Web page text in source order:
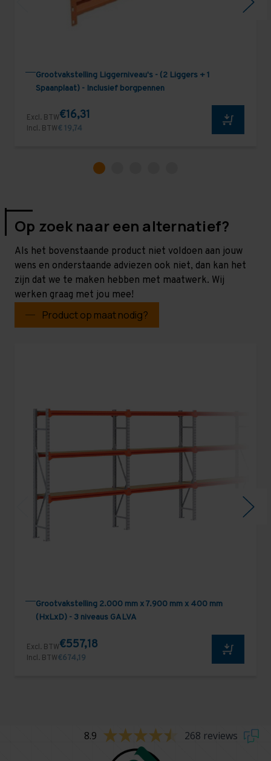
Grootvakstelling Liggerniveau's - (2 Liggers + 1
Spaanplaat) - Inclusief borgpennen
Excl. BTW€16,31
Incl. BTW€ 19,74
Op zoek naar een alternatief?
Als het bovenstaande product niet voldoen aan jouw
wens en onderstaande adviezen ook niet, dan kan het
zijn dat we te maken hebben met maatwerk. Wij
werken graag met jou mee!
Product op maat nodig?
Grootvakstelling 2.000 mm x 7.900 mm x 400 mm
(HxLxD) - 3 niveaus GALVA
Excl. BTW€557,18
Incl. BTW€674,19
8.9 268 reviews